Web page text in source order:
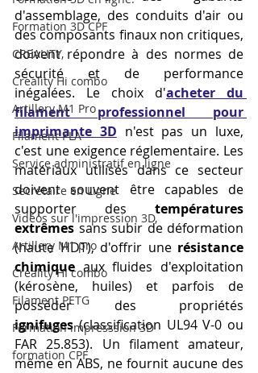
Formation 3D CPF
CREALITY,
Creality Hi combo
Artillery M1 Pro
Filament PLA
Service administratif en ligne
Secrétaire en Ligne
Vidéos sur l'impression 3D,
Artillery M1 pro
Creality HI combo
Filament PETG
Formation impresssion 3D
formation CPF
d'assemblage, des conduits d'air ou
des composants finaux non critiques,
doivent répondre à des normes de
sécurité et de performance
inégalées. Le choix d'acheter du
filament professionnel pour
imprimante 3D n'est pas un luxe,
c'est une exigence réglementaire. Les
matériaux utilisés dans ce secteur
doivent souvent être capables de
supporter des températures
extrêmes sans subir de déformation
(haute HDT), d'offrir une résistance
chimique aux fluides d'exploitation
(kérosène, huiles) et parfois de
ignifuges (classification UL94 V-0 ou
FAR 25.853). Un filament amateur,
même en ABS, ne fournit aucune des